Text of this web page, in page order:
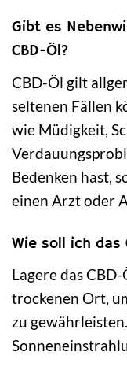
Gibt es
CBD-Öl?
CBD-Öl gilt
seltenen Fällen
wie Müdigkeit,
Bedenken hast,
einen Arzt oder
Wie soll ich das
Lagere das
trockenen Ort,
zu